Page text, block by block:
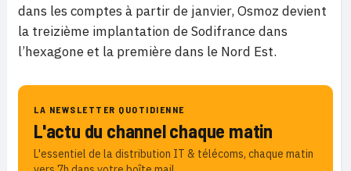
dans les comptes à partir de janvier, Osmoz devient
la treizième implantation de Sodifrance dans
l’hexagone et la première dans le Nord Est.
LA NEWSLETTER QUOTIDIENNE
L'actu du channel chaque matin
L'essentiel de la distribution IT & télécoms, chaque matin